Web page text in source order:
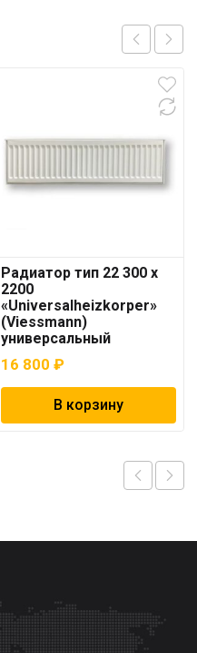
Радиатор тип 22 300 x
2200
«Universalheizkorper»
(Viessmann)
универсальный
16 800₽
В корзину